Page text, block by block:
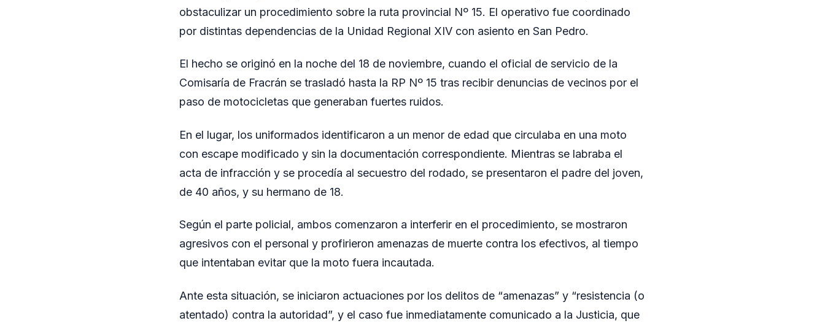
obstaculizar un procedimiento sobre la ruta provincial Nº 15. El operativo fue coordinado
por distintas dependencias de la Unidad Regional XIV con asiento en San Pedro.
El hecho se originó en la noche del 18 de noviembre, cuando el oficial de servicio de la
Comisaría de Fracrán se trasladó hasta la RP Nº 15 tras recibir denuncias de vecinos por el
paso de motocicletas que generaban fuertes ruidos.
En el lugar, los uniformados identificaron a un menor de edad que circulaba en una moto
con escape modificado y sin la documentación correspondiente. Mientras se labraba el
acta de infracción y se procedía al secuestro del rodado, se presentaron el padre del joven,
de 40 años, y su hermano de 18.
Según el parte policial, ambos comenzaron a interferir en el procedimiento, se mostraron
agresivos con el personal y profirieron amenazas de muerte contra los efectivos, al tiempo
que intentaban evitar que la moto fuera incautada.
Ante esta situación, se iniciaron actuaciones por los delitos de “amenazas” y “resistencia (o
atentado) contra la autoridad”, y el caso fue inmediatamente comunicado a la Justicia, que